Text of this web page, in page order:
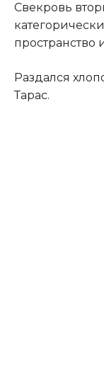
Свекровь
пространство
Раздался
Тарас.